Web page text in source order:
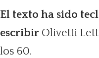
El texto ha sido
escribir Olivetti
los 60.